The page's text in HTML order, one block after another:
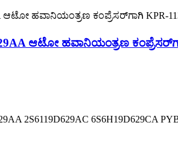
ಆಟೋ ಹವಾನಿಯಂತ್ರಣ
2S6119D629AC 6S6H19D629CA